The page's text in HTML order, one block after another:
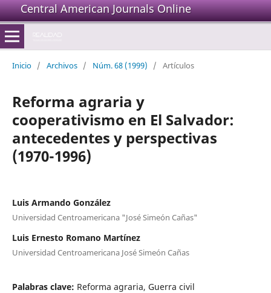
Central American Journals Online
Inicio / Archivos / Núm. 68 (1999) / Artículos
Reforma agraria y
cooperativismo en El Salvador:
antecedentes y perspectivas
(1970-1996)
Luis Armando González
Universidad Centroamericana "José Simeón Cañas"
Luis Ernesto Romano Martínez
Universidad Centroamericana José Simeón Cañas
Palabras clave: Reforma agraria, Guerra civil